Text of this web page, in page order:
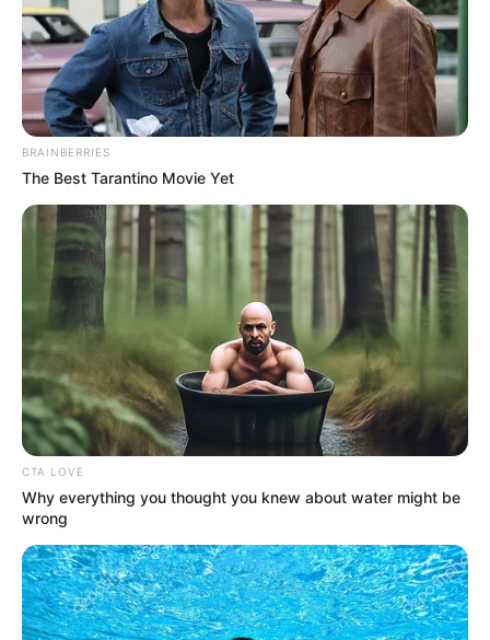
BRAINBERRIES
The Best Tarantino Movie Yet
CTA LOVE
Why everything you thought you knew about water might be
wrong